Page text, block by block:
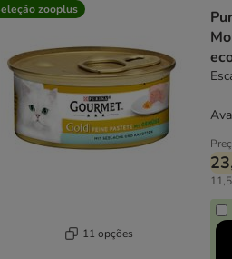
zooplus
11 opções